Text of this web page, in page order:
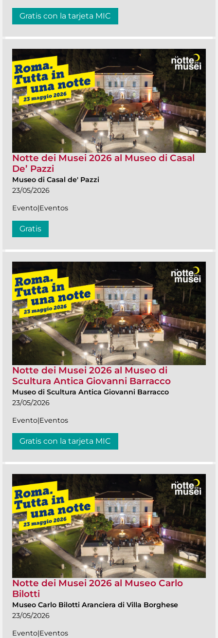
Gratis con la tarjeta MIC
Notte dei Musei 2026 al Museo di Casal
De’ Pazzi
Museo di Casal de' Pazzi
23/05/2026
Evento|Eventos
Gratis
Notte dei Musei 2026 al Museo di
Scultura Antica Giovanni Barracco
Museo di Scultura Antica Giovanni Barracco
23/05/2026
Evento|Eventos
Gratis con la tarjeta MIC
Notte dei Musei 2026 al Museo Carlo
Bilotti
Museo Carlo Bilotti Aranciera di Villa Borghese
23/05/2026
Evento|Eventos